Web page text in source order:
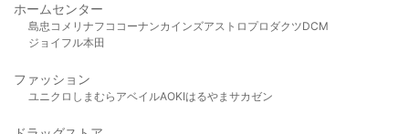
ホームセンター
島忠 コメリ ナフコ コーナンカインズアストロプロダクツDCM
ジョイフル本田
ファッション
ユニクロ しまむら アベイルAOKIはるやま サカゼン